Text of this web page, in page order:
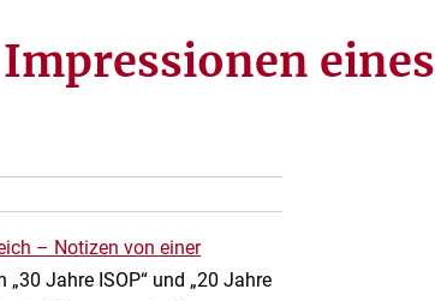
eines
– Notizen von einer
Jahre ISOP“ und „20 Jahre